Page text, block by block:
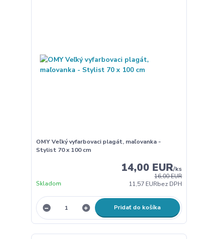
OMY Veľký vyfarbovaci plagát, maľovanka -
Stylist 70 x 100 cm
16,00 EUR
14,00 EUR/ks
11,57 EURbez DPH
Skladom
Pridať do košíka